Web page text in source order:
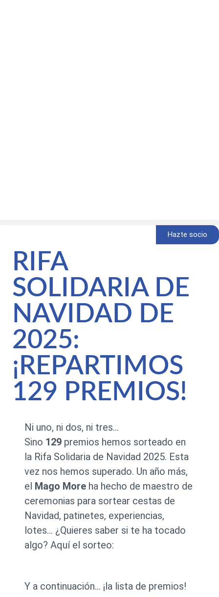
Hazte socio
RIFA
SOLIDARIA DE
NAVIDAD DE
2025:
¡REPARTIMOS
129 PREMIOS!
Ni uno, ni dos, ni tres…
Sino 129 premios hemos sorteado en
la Rifa Solidaria de Navidad 2025. Esta
vez nos hemos superado. Un año más,
el Mago More ha hecho de maestro de
ceremonias para sortear cestas de
Navidad, patinetes, experiencias,
lotes… ¿Quieres saber si te ha tocado
algo? Aquí el sorteo:
Y a continuación… ¡la lista de premios!